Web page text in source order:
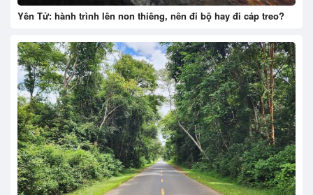
Yên Tử: hành trình lên non thiêng, nên đi bộ hay đi cáp treo?